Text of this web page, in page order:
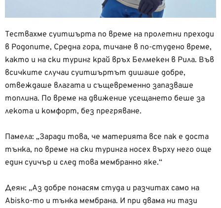
Тествахме суитшърта по време на пролетни преходи
в Родопите, Средна гора, тичане в по-студено време,
както и на ски туринг край връх Белмекен в Рила. Във
всичките случаи суитшъртът дишаше добре,
отвеждаше влагата и същевременно запазваше
топлина. По време на движение усещането беше за
лекота и комфорт, без прегряване.
Памела: „Заради това, че материята все пак е доста
тънка, по време на ски туринга носех върху него още
един суичър и след това мембранно яке.“
Деян: „Аз добре понасям студа и разчитах само на
Abisko-то и тънка мембрана. И при двама ни тази